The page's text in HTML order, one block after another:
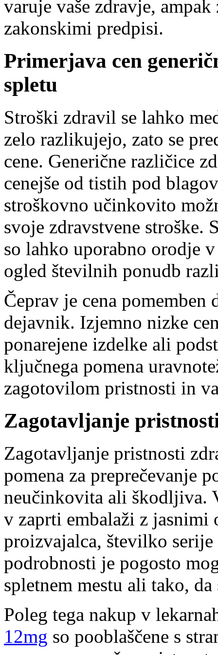
varuje vaše zdravje,
zakonskimi predpisi.
Primerjava cen
spletu
Stroški zdravil se lahko
zelo razlikujejo, zato se
cene. Generične različice
cenejše od tistih pod
stroškovno učinkovito
svoje zdravstvene stroške.
so lahko uporabno orodje
ogled številnih ponudb
Čeprav je cena
dejavnik. Izjemno nizke
ponarejene izdelke ali
ključnega pomena
zagotovilom pristnosti in
Zagotavljanje
Zagotavljanje pristnosti
pomena za preprečevanje
neučinkovita ali škodljiva.
v zaprti embalaži z
proizvajalca, številko
podrobnosti je pogosto
spletnem mestu ali tako,
Poleg tega nakup v
12mg so pooblaščene s